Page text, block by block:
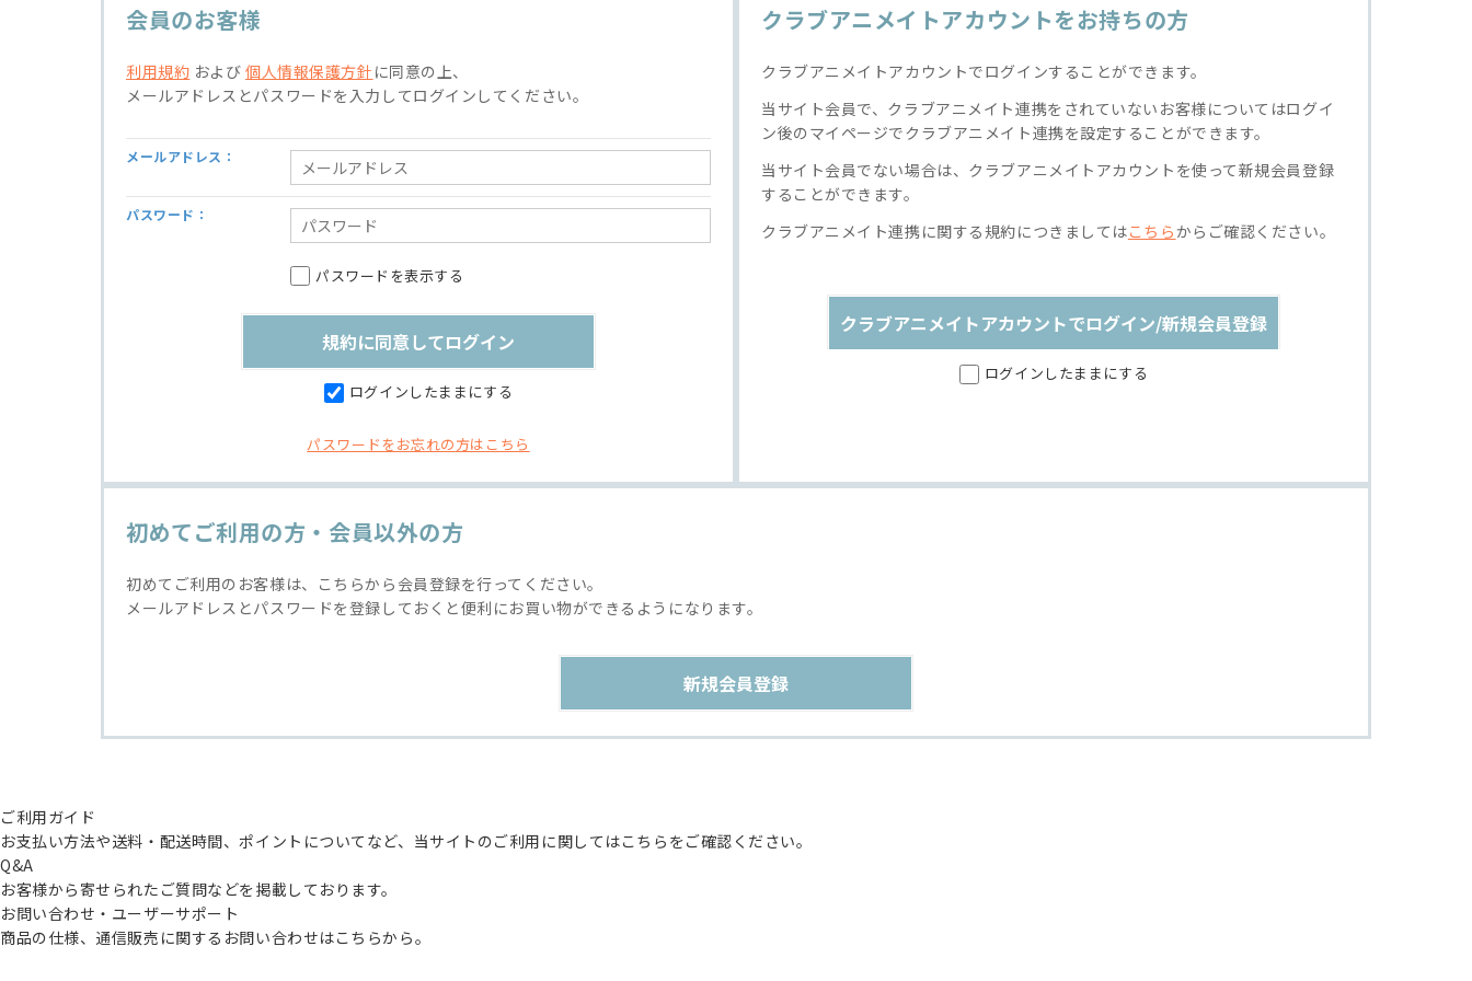
会員のお客様
利用規約 および個人情報保護方針 に同意の上、
メールアドレスとパスワードを入力してログインしてください。
メールアドレス：
パスワード：
パスワードを表示する
ログインしたままにする
パスワードをお忘れの方はこちら
クラブアニメイトアカウントをお持ちの方
クラブアニメイトアカウントでログインすることができます。
当サイト会員で、クラブアニメイト連携をされていないお客様についてはログイ
ン後のマイページでクラブアニメイト連携を設定することができます。
当サイト会員でない場合は、クラブアニメイトアカウントを使って新規会員登録
することができます。
クラブアニメイト連携に関する規約につきましてはこちらからご確認ください。
クラブアニメイトアカウントでログイン/新規会員登録
ログインしたままにする
初めてご利用の方・会員以外の方
初めてご利用のお客様は、こちらから会員登録を行ってください。
メールアドレスとパスワードを登録しておくと便利にお買い物ができるようになります。
ご利用ガイド
お支払い方法や送料・配送時間、ポイントについてなど、当サイトのご利用に関してはこちらをご確認ください。
Q&A
お客様から寄せられたご質問などを掲載しております。
お問い合わせ・ユーザーサポート
商品の仕様、通信販売に関するお問い合わせはこちらから。